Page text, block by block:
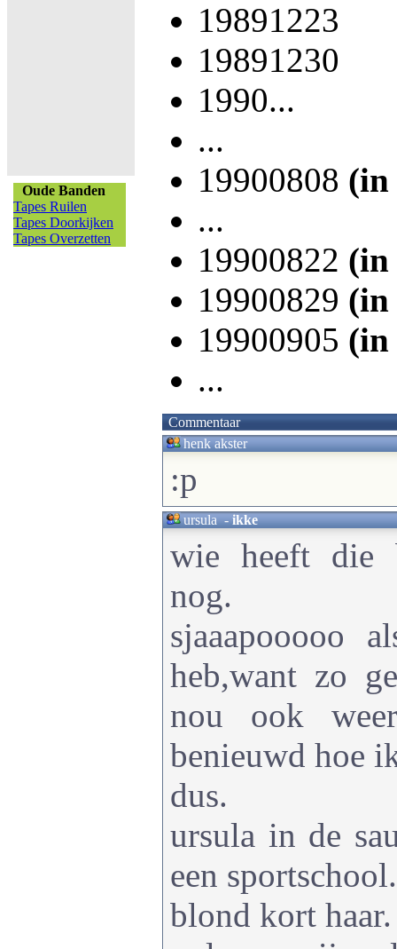
Oude Banden
Tapes Ruilen
Tapes Doorkijken
Tapes Overzetten
19891223
19891230
1990...
...
19900808 (in
...
19900822 (in
19900829 (in
19900905 (in
...
Commentaar
henk akster
:p
ursula-ikke
wie heeft die
nog.
sjaaapooooo
heb,want zo
nou ook
benieuwd hoe
dus.
ursula in de
een sportschool.
blond kort haar.